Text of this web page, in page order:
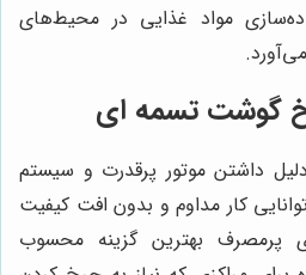
مواد غذایی در محیط‌های
گوشت تسمه ای
داشتن موتور پرقدرت و سیستم
کار مداوم و بدون افت کیفیت
پرمصرف بهترین گزینه محسوب